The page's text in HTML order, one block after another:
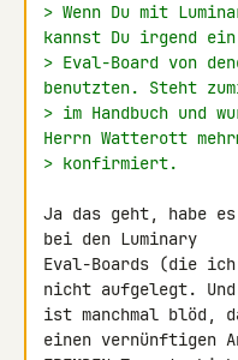
> Wenn Du mit
kannst Du irgend ein
> Eval-Board von
benutzten. Steht
> im Handbuch und
Herrn Watterott
> konfirmiert.
Ja das geht, habe
bei den Luminary
Eval-Boards (die
nicht aufgelegt. Und
ist manchmal blöd,
einen vernünftigen